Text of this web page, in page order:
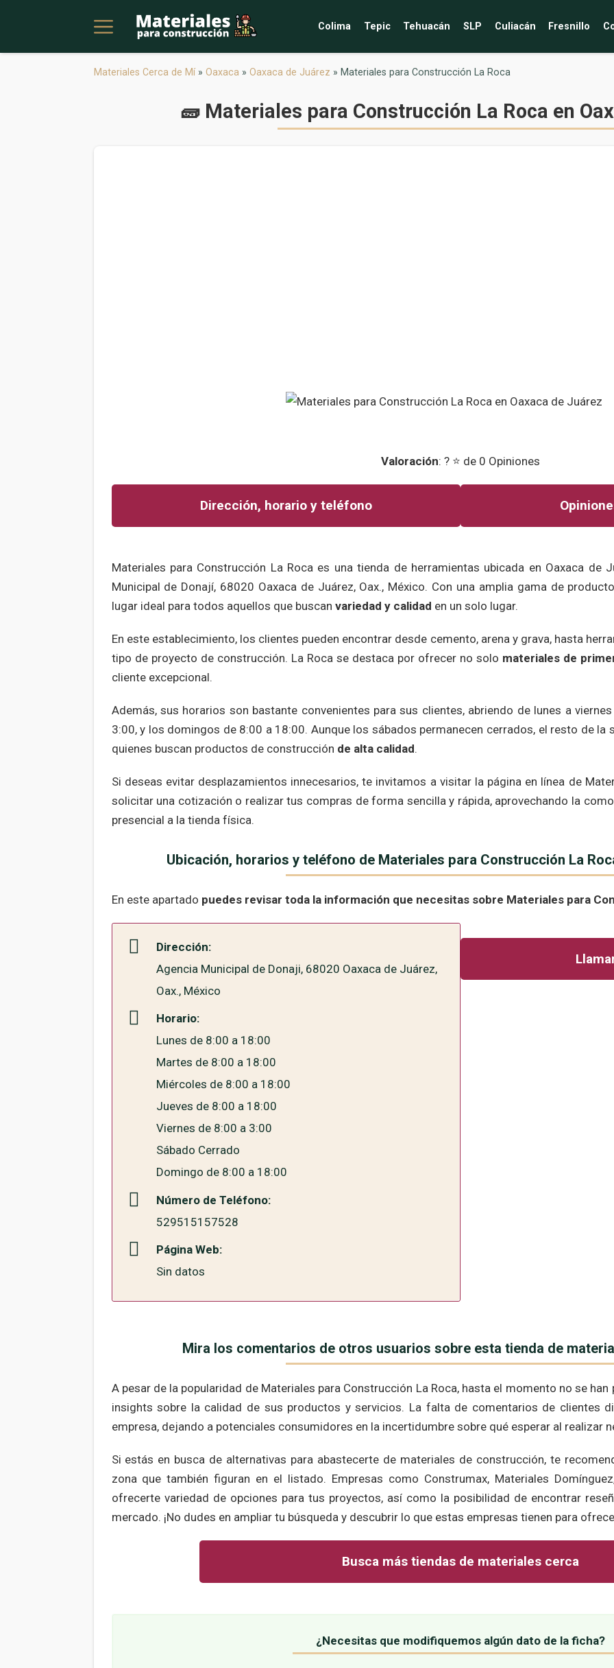
Colima Tepic Tehuacán SLP Culiacán Fresnillo
Materiales Cerca de Mí» Oaxaca » Oaxaca de Juárez » Materiales para Construcción La Roca
🧱 Materiales para Construcción La Roca en
Valoración: ? ⭐ de 0 Opiniones
Dirección, horario y teléfono
Materiales para Construcción La Roca es una tienda de herramientas ubicada en Oaxaca de
Municipal de Donají, 68020 Oaxaca de Juárez, Oax., México. Con una amplia gama de
lugar ideal para todos aquellos que buscan variedad y calidad en un solo lugar.
En este establecimiento, los clientes pueden encontrar desde cemento, arena y grava, hasta
tipo de proyecto de construcción. La Roca se destaca por ofrecer no solo materiales de
cliente excepcional.
Además, sus horarios son bastante convenientes para sus clientes, abriendo de lunes a
3:00, y los domingos de 8:00 a 18:00. Aunque los sábados permanecen cerrados, el resto de la
quienes buscan productos de construcción de alta calidad.
Si deseas evitar desplazamientos innecesarios, te invitamos a visitar la página en línea de
solicitar una cotización o realizar tus compras de forma sencilla y rápida, aprovechando la
presencial a la tienda física.
Ubicación, horarios y teléfono de Materiales para Construcción La
En este apartado puedes revisar toda la información que necesitas sobre Materiales para
Dirección:
Agencia Municipal de Donaji, 68020 Oaxaca de Juárez,
Oax., México
Horario:
Lunes de 8:00 a 18:00
Martes de 8:00 a 18:00
Miércoles de 8:00 a 18:00
Jueves de 8:00 a 18:00
Viernes de 8:00 a 3:00
Sábado Cerrado
Domingo de 8:00 a 18:00
Número de Teléfono:
529515157528
Página Web:
Sin datos
Mira los comentarios de otros usuarios sobre esta tienda de
A pesar de la popularidad de Materiales para Construcción La Roca, hasta el momento no se
insights sobre la calidad de sus productos y servicios. La falta de comentarios de clientes
empresa, dejando a potenciales consumidores en la incertidumbre sobre qué esperar al realizar
Si estás en busca de alternativas para abastecerte de materiales de construcción, te
zona que también figuran en el listado. Empresas como Construmax, Materiales
ofrecerte variedad de opciones para tus proyectos, así como la posibilidad de encontrar
mercado. ¡No dudes en ampliar tu búsqueda y descubrir lo que estas empresas tienen para
Busca más tiendas de materiales cerca
¿Necesitas que modifiquemos algún dato de la ficha?